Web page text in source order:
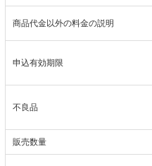
商品代金以外の料金の説明
申込有効期限
不良品
販売数量